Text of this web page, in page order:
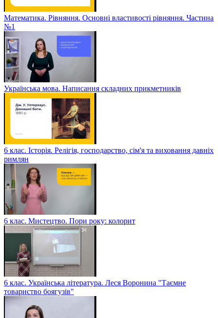
Математика. Рівняння. Основні властивості рівняння. Частина
№1
Українська мова. Написання складних прикметників
6 клас. Історія. Релігія, господарство, сім'я та виховання давніх
римлян
6 клас. Мистецтво. Пори року: колорит
6 клас. Українська література. Леся Воронина "Таємне
товариство боягузів"